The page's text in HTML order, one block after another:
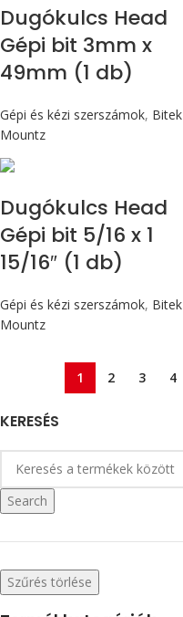
KERESÉS
Search
Szűrés törlése
Dugókulcs Head
Gépi bit 3mm x
49mm (1 db)
Gépi és kézi szerszámok, Bitek
Mountz
Dugókulcs Head
Gépi bit 5/16 x 1
15/16″ (1 db)
Gépi és kézi szerszámok, Bitek
Mountz
1 2 3 4